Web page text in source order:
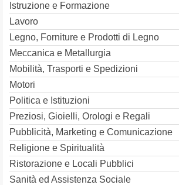
Istruzione e Formazione
Lavoro
Legno, Forniture e Prodotti di Legno
Meccanica e Metallurgia
Mobilità, Trasporti e Spedizioni
Motori
Politica e Istituzioni
Preziosi, Gioielli, Orologi e Regali
Pubblicità, Marketing e Comunicazione
Religione e Spiritualità
Ristorazione e Locali Pubblici
Sanità ed Assistenza Sociale